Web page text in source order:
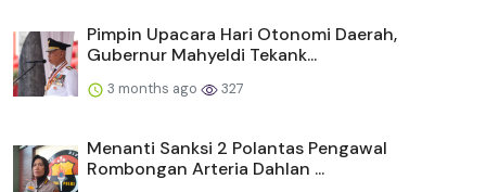
Pimpin Upacara Hari Otonomi Daerah,
Gubernur Mahyeldi Tekank...
3 months ago 327
Menanti Sanksi 2 Polantas Pengawal
Rombongan Arteria Dahlan ...